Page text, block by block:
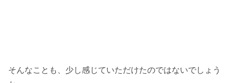
そんなことも、少し感じていただけたのではないでしょう